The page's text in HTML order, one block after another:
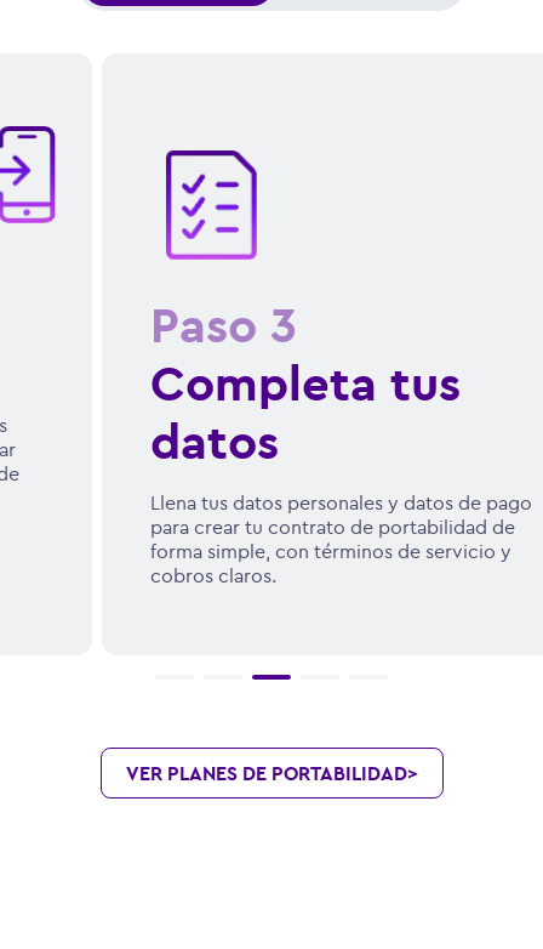
Paso3
Completa tus
datos
Llena tus datos personales y datos de pago
para crear tu contrato de portabilidad de
forma simple, con términos de servicio y
cobros claros.
VER PLANES DE PORTABILIDAD>